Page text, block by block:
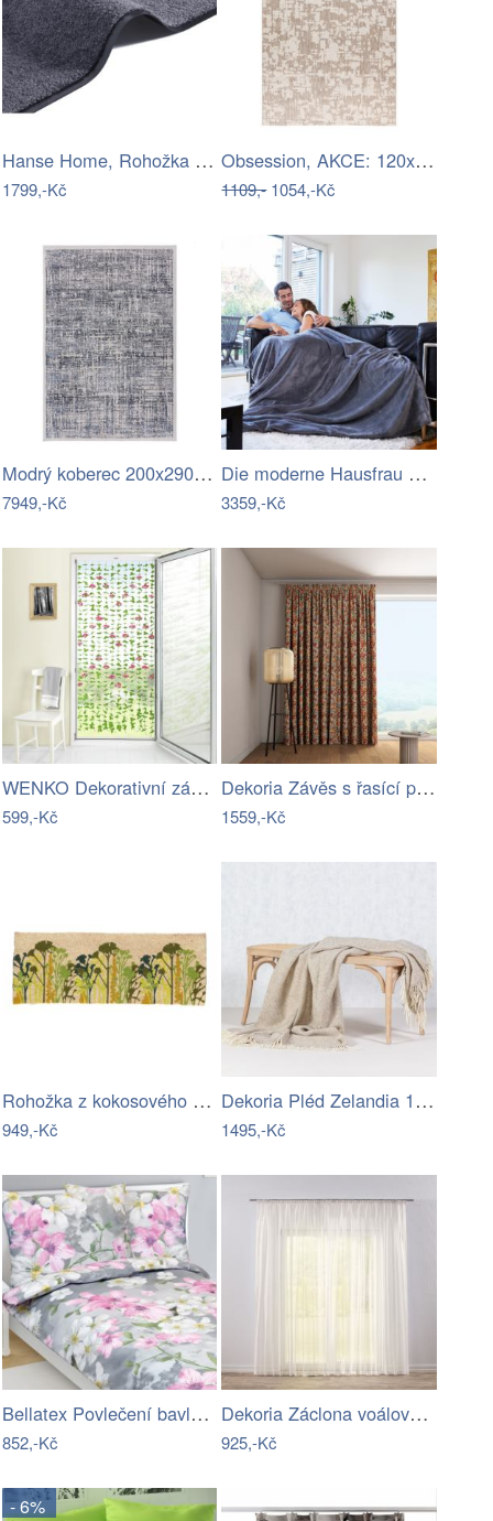
Hanse Home, Rohožka Wash & Clean 101464…
1799,-Kč
Obsession, AKCE: 120x170 cm Kusový…
1109,-1054,-Kč
Modrý koberec 200x290 cm Eris Trace –…
7949,-Kč
Die moderne Hausfrau Terapeutická deka…
3359,-Kč
WENKO Dekorativní závěs do dvěří Růže
599,-Kč
Dekoria Závěs s řasící páskou, červeno…
1559,-Kč
Rohožka z kokosového vlákna 40x120 cm –…
949,-Kč
Dekoria Pléd Zelandia 140x200cm melange…
1495,-Kč
Bellatex Povlečení bavlněné 140x200,…
852,-Kč
Dekoria Záclona voálová jednoduchá s…
925,-Kč
- 6%